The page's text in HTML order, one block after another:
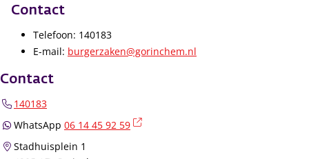
Contact
Telefoon: 140183
E-mail: burgerzaken@gorinchem.nl
Contact
140183
WhatsApp 06 14 45 92 59
Stadhuisplein 1